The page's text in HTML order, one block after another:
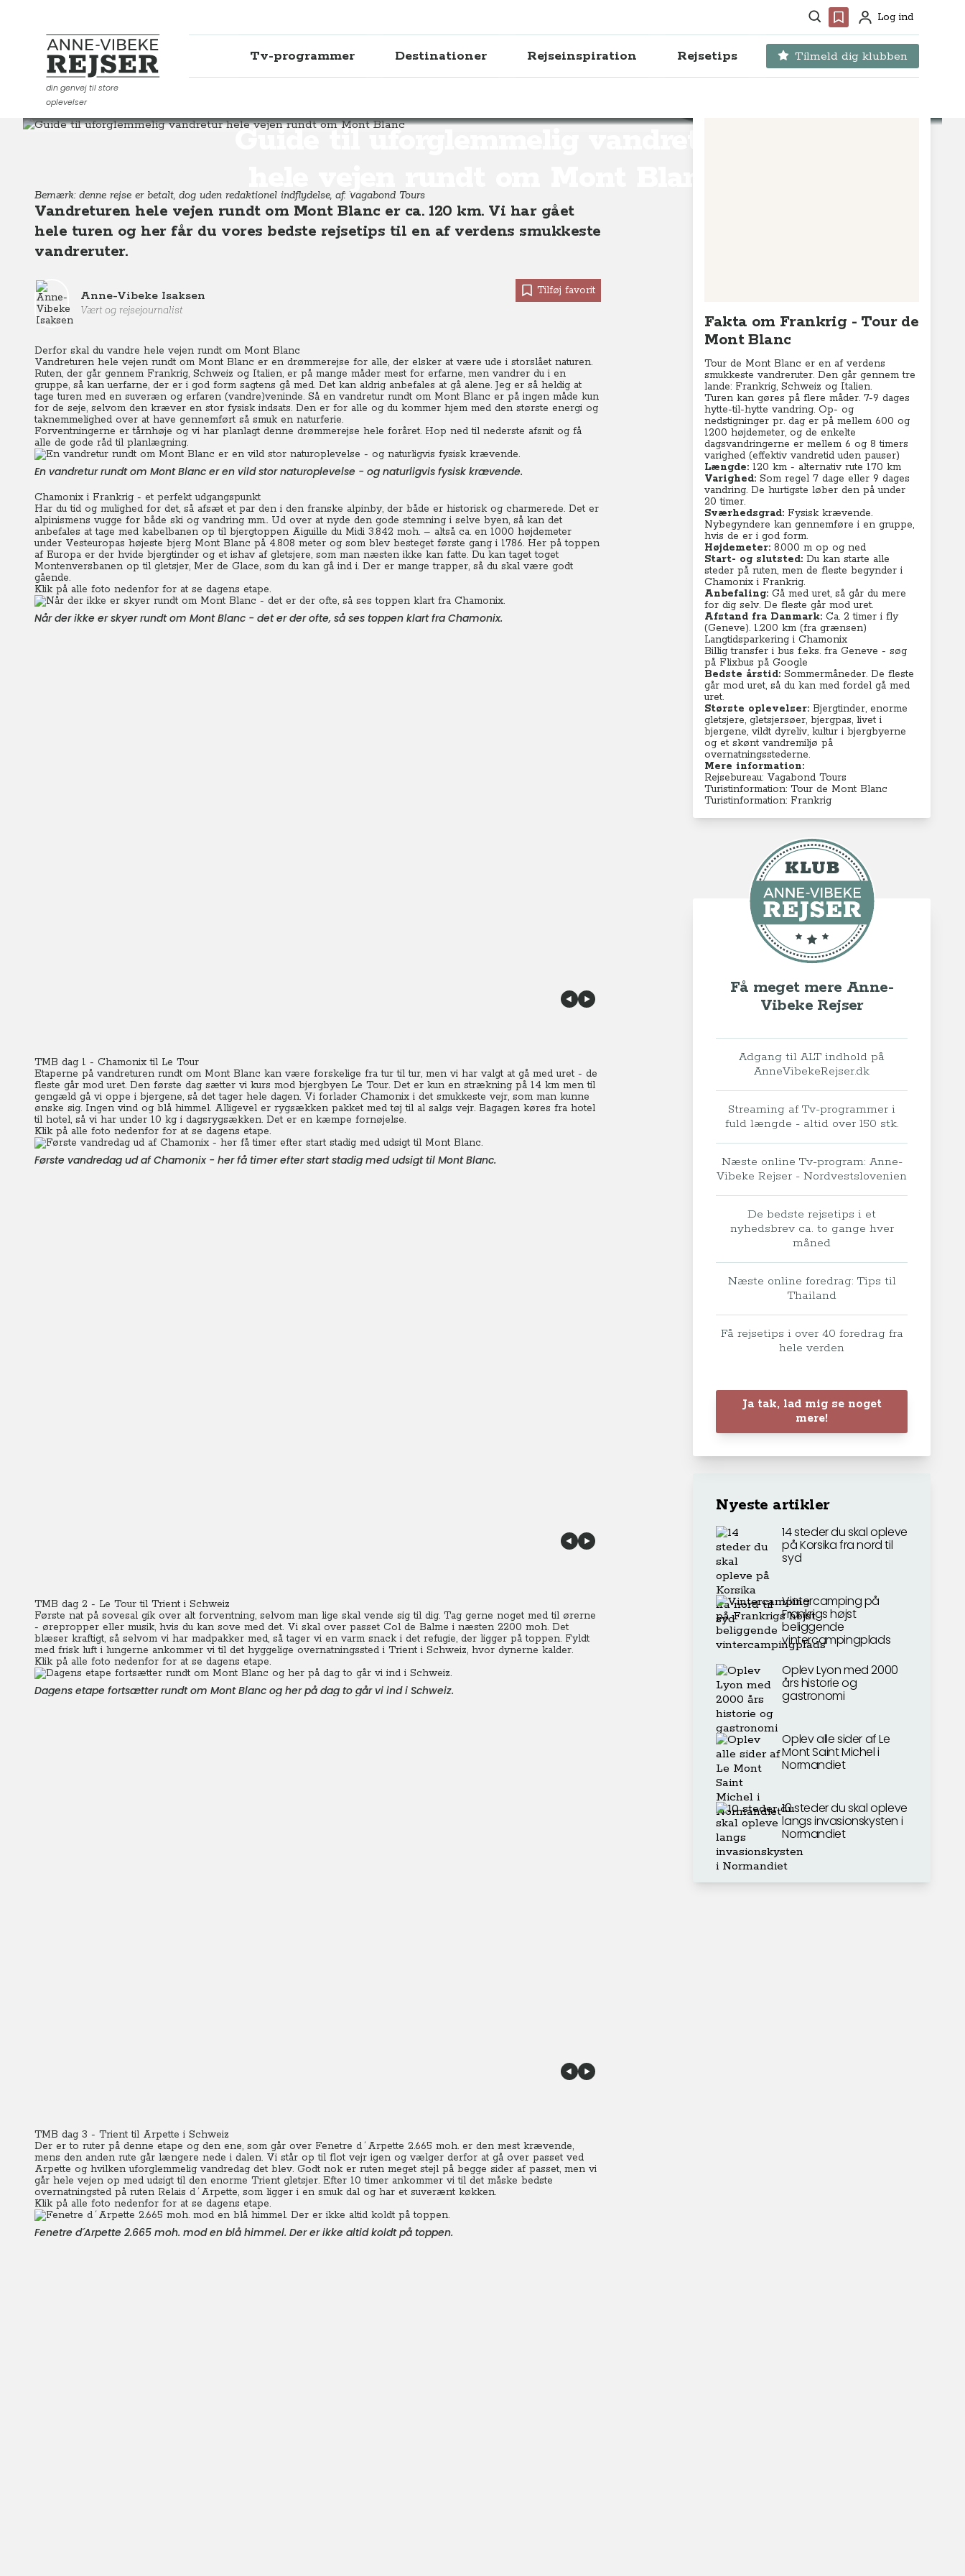
Søg Favoritter
ProfilLog ind
Anne-Vibeke Rejser
din genvej til store
oplevelser
Tv-programmer Destinationer Rejseinspiration Rejsetips Tilmeld dig klubben
Guide til uforglemmelig vandretur
Destinationer
Bemærk: denne rejse er betalt, dog uden redaktionel indflydelse, af: Vagabond Tours
Vandreturen hele vejen rundt om Mont Blanc er ca. 120 km. Vi har gået
hele turen og her får du vores bedste rejsetips til en af verdens smukkeste
vandreruter.
Anne-Vibeke Isaksen
Vært og rejsejournalist
Tilføj favorit
Derfor skal du vandre hele vejen rundt om Mont Blanc
Vandreturen hele vejen rundt om Mont Blanc er en drømmerejse for alle, der elsker at være ude i storslået naturen.
Ruten, der går gennem Frankrig, Schweiz og Italien, er på mange måder mest for erfarne, men vandrer du i en
gruppe, så kan uerfarne, der er i god form sagtens gå med. Det kan aldrig anbefales at gå alene. Jeg er så heldig at
tage turen med en suveræn og erfaren (vandre)veninde. Så en vandretur rundt om Mont Blanc er på ingen måde kun
for de seje, selvom den kræver en stor fysisk indsats. Den er for alle og du kommer hjem med den største energi og
taknemmelighed over at have gennemført så smuk en naturferie.
Forventningerne er tårnhøje og vi har planlagt denne drømmerejse hele foråret. Hop ned til nederste afsnit og få
alle de gode råd til planlægning.
En vandretur rundt om Mont Blanc er en vild stor naturoplevelse - og naturligvis fysisk krævende.
Chamonix i Frankrig - et perfekt udgangspunkt
Har du tid og mulighed for det, så afsæt et par den i den franske alpinby, der både er historisk og charmerede. Det er
alpinismens vugge for både ski og vandring mm.. Ud over at nyde den gode stemning i selve byen, så kan det
anbefales at tage med kabelbanen op til bjergtoppen Aiguille du Midi 3.842 moh. – altså ca. en 1000 højdemeter
under Vesteuropas højeste bjerg Mont Blanc på 4.808 meter og som blev besteget første gang i 1786. Her på toppen
af Europa er der hvide bjergtinder og et ishav af gletsjere, som man næsten ikke kan fatte. Du kan taget toget
Montenversbanen op til gletsjer, Mer de Glace, som du kan gå ind i. Der er mange trapper, så du skal være godt
gående.
Klik på alle foto nedenfor for at se dagens etape.
Når der ikke er skyer rundt om Mont Blanc - det er der ofte, så ses toppen klart fra Chamonix.
TMB dag 1 - Chamonix til Le Tour
Etaperne på vandreturen rundt om Mont Blanc kan være forskelige fra tur til tur, men vi har valgt at gå med uret - de
fleste går mod uret. Den første dag sætter vi kurs mod bjergbyen Le Tour. Det er kun en strækning på 14 km men til
gengæld gå vi oppe i bjergene, så det tager hele dagen. Vi forlader Chamonix i det smukkeste vejr, som man kunne
ønske sig. Ingen vind og blå himmel. Alligevel er rygsækken pakket med tøj til al salgs vejr. Bagagen køres fra hotel
til hotel, så vi har under 10 kg i dagsrygsækken. Det er en kæmpe fornøjelse.
Klik på alle foto nedenfor for at se dagens etape.
Første vandredag ud af Chamonix - her få timer efter start stadig med udsigt til Mont Blanc.
TMB dag 2 - Le Tour til Trient i Schweiz
Første nat på sovesal gik over alt forventning, selvom man lige skal vende sig til dig. Tag gerne noget med til ørerne
- ørepropper eller musik, hvis du kan sove med det. Vi skal over passet Col de Balme i næsten 2200 moh. Det
blæser kraftigt, så selvom vi har madpakker med, så tager vi en varm snack i det refugie, der ligger på toppen. Fyldt
med frisk luft i lungerne ankommer vi til det hyggelige overnatningssted i Trient i Schweiz, hvor dynerne kalder.
Klik på alle foto nedenfor for at se dagens etape.
Dagens etape fortsætter rundt om Mont Blanc og her på dag to går vi ind i Schweiz.
TMB dag 3 - Trient til Arpette i Schweiz
Der er to ruter på denne etape og den ene, som går over Fenetre d´Arpette 2.665 moh. er den mest krævende,
mens den anden rute går længere nede i dalen. Vi står op til flot vejr igen og vælger derfor at gå over passet ved
Arpette og hvilken uforglemmelig vandredag det blev. Godt nok er ruten meget stejl på begge sider af passet, men vi
går hele vejen op med udsigt til den enorme Trient gletsjer. Efter 10 timer ankommer vi til det måske bedste
overnatningsted på ruten Relais d´Arpette, som ligger i en smuk dal og har et suverænt køkken.
Klik på alle foto nedenfor for at se dagens etape.
Fenetre d´Arpette 2.665 moh. mod en blå himmel. Der er ikke altid koldt på toppen.
Fakta om Frankrig - Tour de
Mont Blanc
Tour de Mont Blanc er en af verdens
smukkeste vandreruter. Den går gennem tre
lande: Frankrig, Schweiz og Italien.
Turen kan gøres på flere måder. 7-9 dages
hytte-til-hytte vandring. Op- og
nedstigninger pr. dag er på mellem 600 og
1200 højdemeter, og de enkelte
dagsvandringerne er mellem 6 og 8 timers
varighed (effektiv vandretid uden pauser)
Længde:120 km - alternativ rute 170 km
Varighed:Som regel 7 dage eller 9 dages
vandring. De hurtigste løber den på under
20 timer.
Sværhedsgrad: Fysisk krævende.
Nybegyndere kan gennemføre i en gruppe,
hvis de er i god form.
Højdemeter:8.000 m op og ned
Start- og slutsted: Du kan starte alle
steder på ruten, men de fleste begynder i
Chamonix i Frankrig.
Anbefaling: Gå med uret, så går du mere
for dig selv. De fleste går mod uret.
Afstand fra Danmark: Ca. 2 timer i fly
(Geneve). 1.200 km (fra grænsen)
Langtidsparkering i Chamonix
Billig transfer i bus f.eks. fra Geneve - søg
på Flixbus på Google
Bedste årstid:Sommermåneder. De fleste
går mod uret, så du kan med fordel gå med
uret.
Største oplevelser: Bjergtinder, enorme
gletsjere, gletsjersøer, bjergpas, livet i
bjergene, vildt dyreliv, kultur i bjergbyerne
og et skønt vandremiljø på
overnatningsstederne.
Mere information:
Rejsebureau: Vagabond Tours
Turistinformation: Tour de Mont Blanc
Turistinformation: Frankrig
Få meget mere Anne-
Vibeke Rejser
Adgang til ALT indhold på
AnneVibekeRejser.dk
Streaming af Tv-programmer i
fuld længde - altid over 150 stk.
Næste online Tv-program: Anne-
Vibeke Rejser - Nordvestslovenien
De bedste rejsetips i et
nyhedsbrev ca. to gange hver
måned
Næste online foredrag: Tips til
Thailand
Få rejsetips i over 40 foredrag fra
hele verden
Ja tak, lad mig se noget
mere!
Nyeste artikler
14 steder du skal opleve
på Korsika fra nord til
syd
Vintercamping på
Frankrigs højst
beliggende
vintercampingplads
Oplev Lyon med 2000
års historie og
gastronomi
Oplev alle sider af Le
Mont Saint Michel i
Normandiet
10 steder du skal opleve
langs invasionskysten i
Normandiet